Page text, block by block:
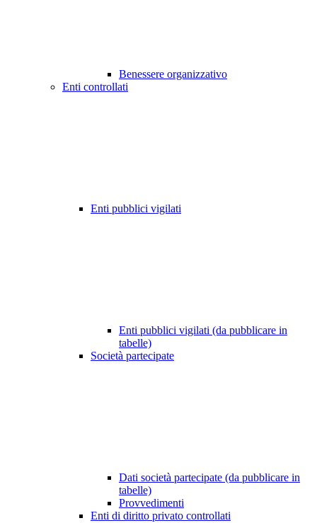
Benessere organizzativo
Enti controllati
Enti pubblici vigilati
Enti pubblici vigilati (da pubblicare in
tabelle)
Società partecipate
Dati società partecipate (da pubblicare in
tabelle)
Provvedimenti
Enti di diritto privato controllati